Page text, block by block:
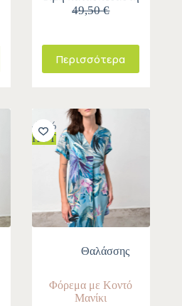
49,50 €
Περισσότερα
-30%
HOT
Θαλάσσης
Φόρεμα με Κοντό
Μανίκι